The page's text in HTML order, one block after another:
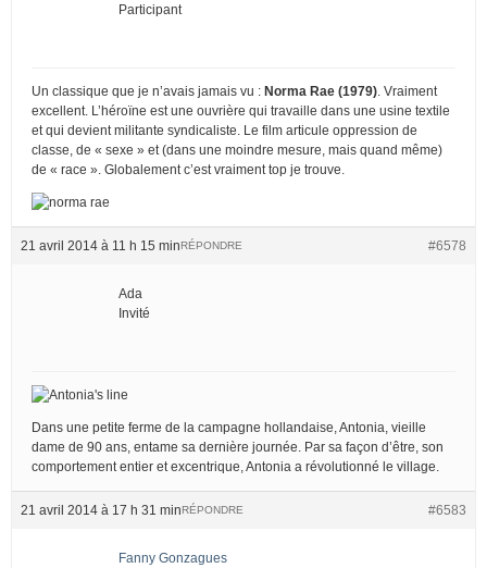
Participant
Un classique que je n’avais jamais vu : Norma Rae (1979) . Vraiment
excellent. L’héroïne est une ouvrière qui travaille dans une usine textile
et qui devient militante syndicaliste. Le film articule oppression de
classe, de « sexe » et (dans une moindre mesure, mais quand même)
de « race ». Globalement c’est vraiment top je trouve.
21 avril 2014 à 11 h 15 min #6578
RÉPONDRE
Ada
Invité
Dans une petite ferme de la campagne hollandaise, Antonia, vieille
dame de 90 ans, entame sa dernière journée. Par sa façon d’être, son
comportement entier et excentrique, Antonia a révolutionné le village.
21 avril 2014 à 17 h 31 min #6583
RÉPONDRE
Fanny Gonzagues